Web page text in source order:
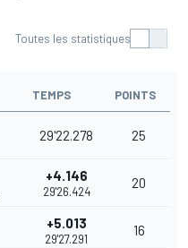
Toutes les statistiques
TEMPS POINTS
29'22.278 25
+4.146
29'26.424
20
+5.013
29'27.291
16